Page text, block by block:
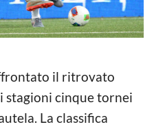
il ritrovato
stagioni cinque tornei
La classifica